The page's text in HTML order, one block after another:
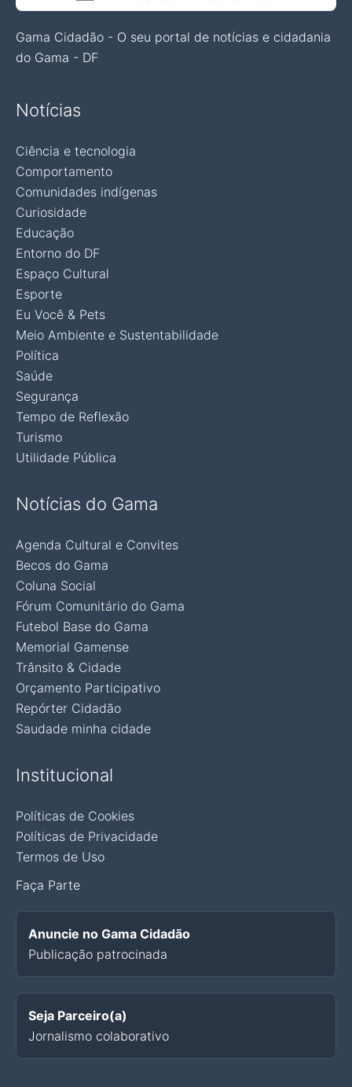
Gama Cidadão - O seu portal de notícias e cidadania
do Gama - DF
Notícias
Ciência e tecnologia
Comportamento
Comunidades indígenas
Curiosidade
Educação
Entorno do DF
Espaço Cultural
Esporte
Eu Você & Pets
Meio Ambiente e Sustentabilidade
Política
Saúde
Segurança
Tempo de Reflexão
Turismo
Utilidade Pública
Notícias do Gama
Agenda Cultural e Convites
Becos do Gama
Coluna Social
Fórum Comunitário do Gama
Futebol Base do Gama
Memorial Gamense
Trânsito & Cidade
Orçamento Participativo
Repórter Cidadão
Saudade minha cidade
Institucional
Políticas de Cookies
Políticas de Privacidade
Termos de Uso
Faça Parte
Anuncie no Gama Cidadão
Publicação patrocinada
Seja Parceiro(a)
Jornalismo colaborativo